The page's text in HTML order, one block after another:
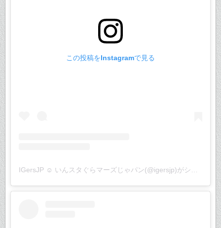
この投稿をInstagramで見る
IGersJP ☺︎ いんスタぐらマーズじゃパン(@igersjp)がシェアした投稿